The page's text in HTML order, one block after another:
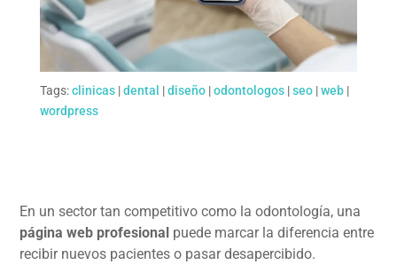
Tags:clinicas|dental |diseño|odontologos|seo|web|
wordpress
En un sector tan competitivo como la odontología, una
página web profesional puede marcar la diferencia entre
recibir nuevos pacientes o pasar desapercibido.